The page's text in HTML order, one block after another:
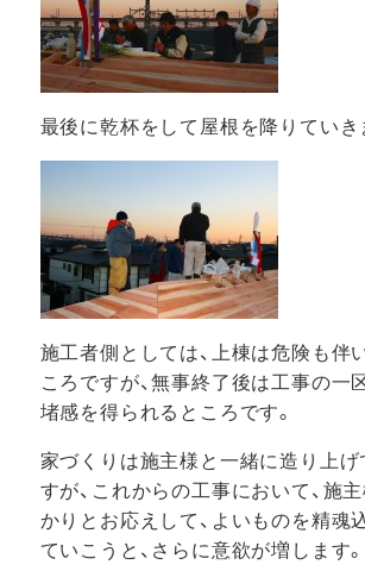
最後に乾杯をして屋根を降りていき
施工者側としては、上棟は危険も伴
ころですが、無事終了後は工事の一
堵感を得られるところです。
家づくりは施主様と一緒に造り上
すが、これからの工事において、施
かりとお応えして、よいものを精魂
ていこうと、さらに意欲が増します。